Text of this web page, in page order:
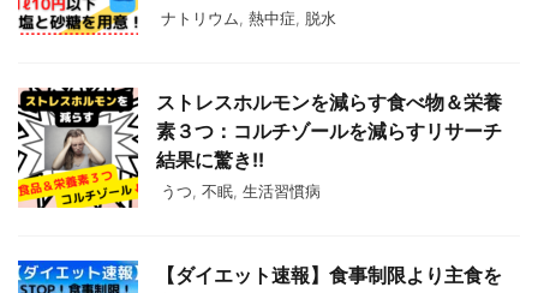
ナトリウム 熱中症 脱水
ストレスホルモンを減らす食べ物＆栄養
素３つ：コルチゾールを減らすリサーチ
結果に驚き!!
うつ 不眠 生活習慣病
【ダイエット速報】食事制限より主食を